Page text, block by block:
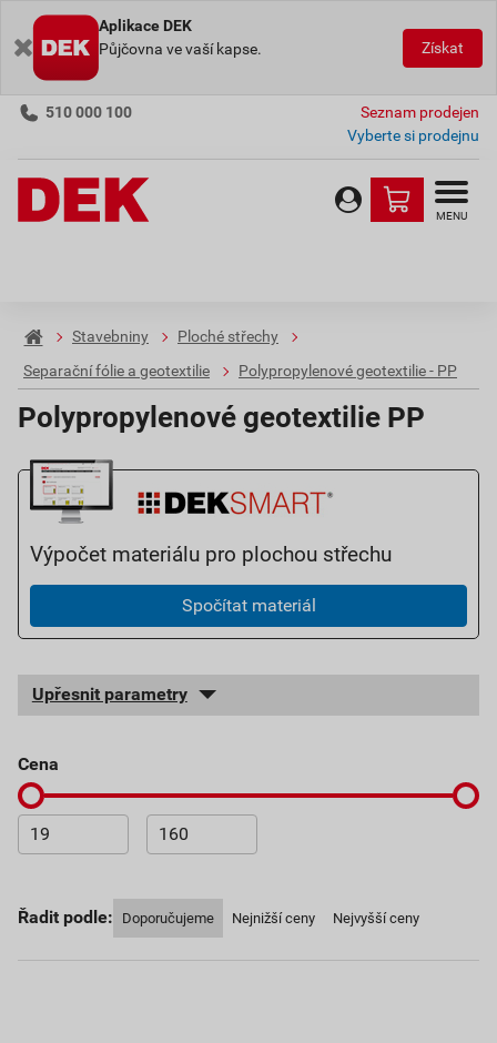
Aplikace DEK
Půjčovna ve vaší kapse.
Získat
510 000 100
Seznam prodejen
Vyberte si prodejnu
MENU
Stavebniny
Ploché střechy
Separační fólie a geotextilie
Polypropylenové geotextilie - PP
Polypropylenové geotextilie PP
Výpočet materiálu pro plochou střechu
Spočítat materiál
Upřesnit parametry
cena
Řadit podle: Doporučujeme Nejnižší ceny Nejvyšší ceny